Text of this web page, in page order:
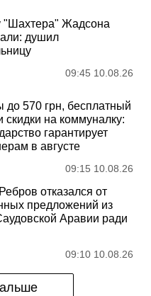
"Шахтера" Жадсона
душил
09:45 10.08.26
до 570 грн, бесплатный
скидки на коммуналку:
гарантирует
в августе
09:15 10.08.26
отказался от
предложений из
Аравии ради
09:10 10.08.26